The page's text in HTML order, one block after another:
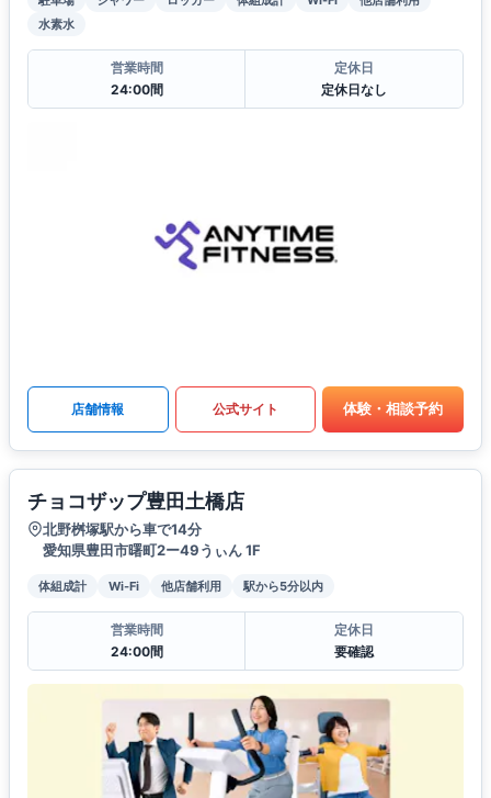
水素水
営業時間
24:00間
定休日
定休日なし
店舗情報 公式サイト 体験・相談予約
チョコザップ豊田土橋店
北野桝塚駅から車で14分
愛知県豊田市曙町2ー49うぃん 1F
体組成計 Wi-Fi 他店舗利用 駅から5分以内
営業時間
24:00間
定休日
要確認